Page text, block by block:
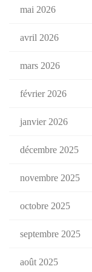
mai 2026
avril 2026
mars 2026
février 2026
janvier 2026
décembre 2025
novembre 2025
octobre 2025
septembre 2025
août 2025